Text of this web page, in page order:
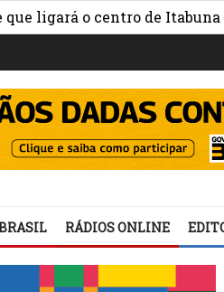
o centro de Itabuna à nova
RÁDIOS ONLINE